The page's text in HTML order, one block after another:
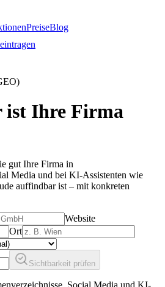
PreiseBlog
ist Ihre Firma
gut Ihre Firma in
Media und bei KI-Assistenten wie
auffindbar ist – mit konkreten
Website
Ort
Sichtbarkeit prüfen
Social Media und KI-